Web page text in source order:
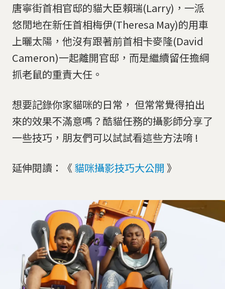
唐寧街首相官邸的貓大臣賴瑞(Larry)，一派
悠閒地在新任首相梅伊(Theresa May)的用車
上曬太陽，他沒有跟著前首相卡麥隆(David
Cameron)一起離開官邸，而是繼續留任擔綱
抓老鼠的重責大任。
想要記錄你家貓咪的日常， 但常常覺得拍出
來的效果不滿意嗎？酷貓任務的攝影師分享了
一些技巧，朋友們可以試試看這些方法唷 !
延伸閱讀：《 貓咪攝影技巧大公開 》